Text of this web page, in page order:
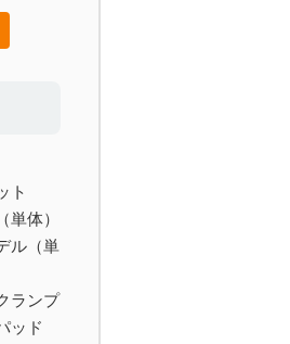
ト
単体）
ル（単
ランプ
ッド